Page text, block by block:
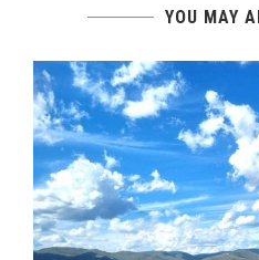
YOU MAY